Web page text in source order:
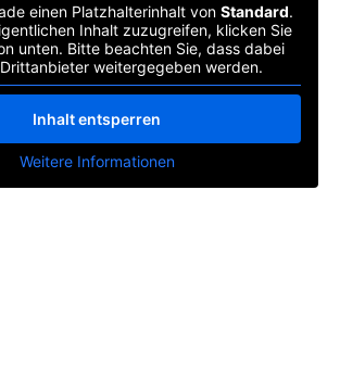
einen Platzhalterinhalt von Standard.
Inhalt zuzugreifen, klicken Sie
unten. Bitte beachten Sie, dass dabei
weitergegeben werden.
Inhalt entsperren
Weitere Informationen